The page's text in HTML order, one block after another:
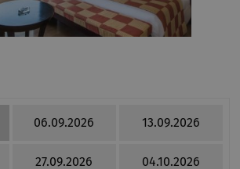
06.09.2026 13.09.2026
27.09.2026 04.10.2026